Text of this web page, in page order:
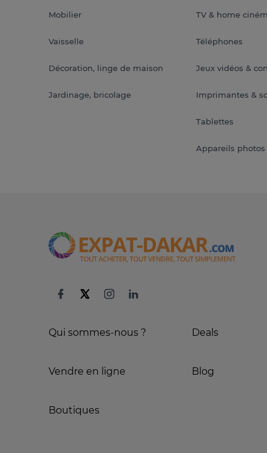
Mobilier
Vaisselle
Décoration, linge de maison
Jardinage, bricolage
TV & home
Téléphones
Jeux vidéos &
Imprimantes &
Tablettes
Appareils photos
Qui sommes-nous ?
Vendre en ligne
Boutiques
Deals
Blog